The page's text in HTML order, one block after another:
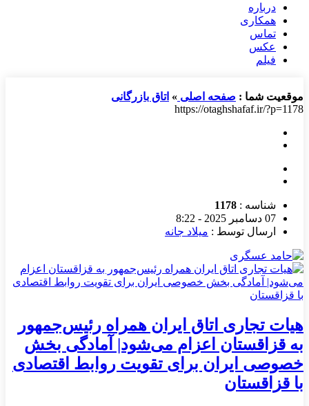
درباره
همکاری
تماس
عکس
فیلم
موقعیت شما : صفحه اصلی » اتاق بازرگانی
https://otaghshafaf.ir/?p=1178
شناسه : 1178
07 دسامبر 2025 - 8:22
ارسال توسط : میلاد جانه
هیات تجاری اتاق ایران همراه رئیس‌جمهور
به قزاقستان اعزام می‌شود| آمادگی بخش
خصوصی ایران برای تقویت روابط اقتصادی
با قزاقستان